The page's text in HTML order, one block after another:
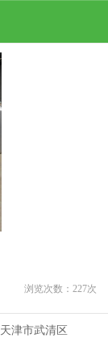
浏览次数： 227次
天津市武清区